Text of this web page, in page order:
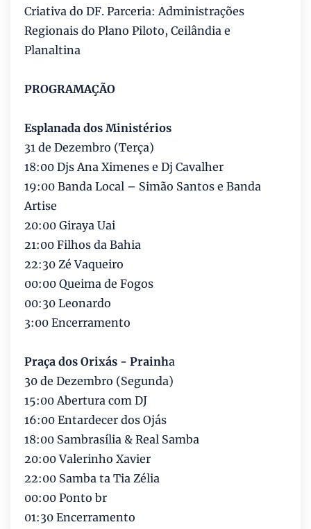
Criativa do DF. Parceria: Administrações
Regionais do Plano Piloto, Ceilândia e
Planaltina
PROGRAMAÇÃO
Esplanada dos Ministérios
31 de Dezembro (Terça)
18:00 Djs Ana Ximenes e Dj Cavalher
19:00 Banda Local – Simão Santos e Banda
Artise
20:00 Giraya Uai
21:00 Filhos da Bahia
22:30 Zé Vaqueiro
00:00 Queima de Fogos
00:30 Leonardo
3:00 Encerramento
Praça dos Orixás - Prainha
30 de Dezembro (Segunda)
15:00 Abertura com DJ
16:00 Entardecer dos Ojás
18:00 Sambrasília & Real Samba
20:00 Valerinho Xavier
22:00 Samba ta Tia Zélia
00:00 Ponto br
01:30 Encerramento